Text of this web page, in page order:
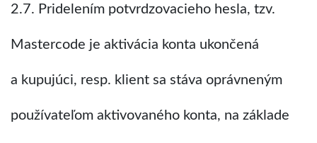
2.7. Pridelením potvrdzovacieho hesla, tzv.
Mastercode je aktivácia konta ukončená
a kupujúci, resp. klient sa stáva oprávneným
používateľom aktivovaného konta, na základe